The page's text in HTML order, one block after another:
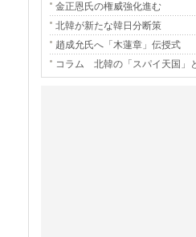
金正恩氏の権威強化進む
北韓が新たな韓日分断策
趙成允氏へ「木蓮章」伝授式
コラム 北韓の「スパイ天国」